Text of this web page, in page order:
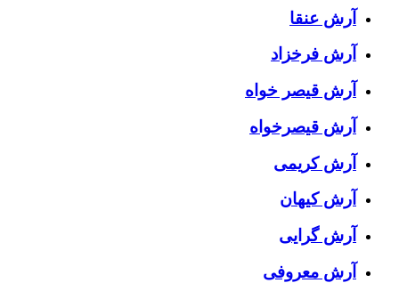
آرش عنقا
آرش فرخزاد
آرش قیصر خواه
آرش قیصرخواه
آرش کریمی
آرش کیهان
آرش گرایی
آرش معروفی